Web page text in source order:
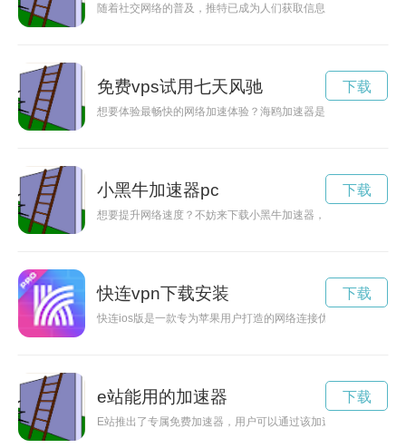
随着社交网络的普及，推特已成为人们获取信息和交流看法的
免费vps试用七天风驰
想要体验最畅快的网络加速体验？海鸥加速器是您的不二选择
下载
小黑牛加速器pc
想要提升网络速度？不妨来下载小黑牛加速器，它能有效加速
下载
快连vpn下载安装
快连ios版是一款专为苹果用户打造的网络连接优化工具，通过
下载
e站能用的加速器
E站推出了专属免费加速器，用户可以通过该加速器畅享网络世
下载